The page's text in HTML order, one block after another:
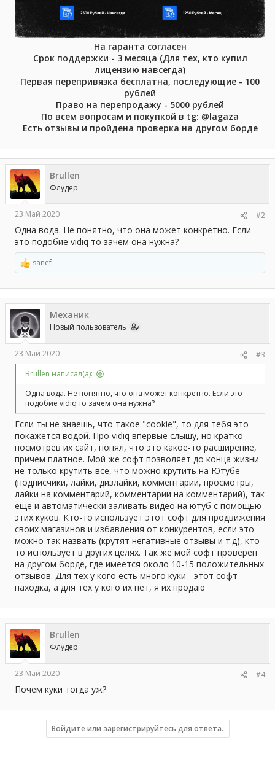
На гаранта согласен
Срок поддержки - 3 месяца (Для тех, кто купил
лицензию навсегда)
Первая перепривязка бесплатна, последующие - 100
рублей
Право на перепродажу - 5000 рублей
По всем вопросам и покупкой в tg: @lagaza
Есть отзывы и пройдена проверка на другом борде
Brullen
Флудер
23 Май 2020 #2
Одна вода. Не понятно, что она может конкретно. Если
это подобие vidiq то зачем она нужна?
Р
е
а
к
ц
и
и
:
sanef
Механик
Новый пользователь
23 Май 2020
#3
Brullen написал(а):
Одна вода. Не понятно, что она может конкретно. Если это
подобие vidiq то зачем она нужна?
Если ты не знаешь, что такое "cookie", то для тебя это
покажется водой. Про vidiq впервые слышу, но кратко
посмотрев их сайт, понял, что это какое-то расширение,
причем платное. Мой же софт позволяет до конца жизни
не только крутить все, что можно крутить на Ютубе
(подписчики, лайки, дизлайки, комментарии, просмотры,
лайки на комментарий, комментарии на комментарий), так
еще и автоматически заливать видео на ютуб с помощью
этих куков. Кто-то использует этот софт для продвижения
своих магазинов и избавления от конкурентов, если это
можно так назвать (крутят негативные отзывы и т.д), кто-
то использует в других целях. Так же мой софт проверен
на другом борде, где имеется около 10-15 положительных
отзывов. Для тех у кого есть много куки - этот софт
находка, а для тех у кого их нет, я их продаю
Brullen
Флудер
23 Май 2020 #4
Почем куки тогда уж?
Войдите или зарегистрируйтесь для ответа.